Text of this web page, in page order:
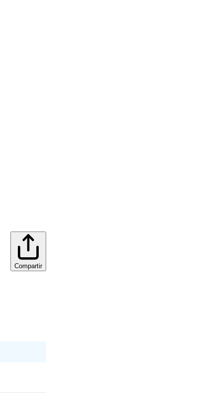
Compartir